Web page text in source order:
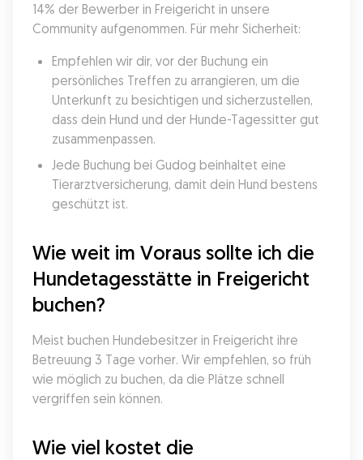
14% der Bewerber in Freigericht in unsere
Community aufgenommen. Für mehr Sicherheit:
Empfehlen wir dir, vor der Buchung ein
persönliches Treffen zu arrangieren, um die
Unterkunft zu besichtigen und sicherzustellen,
dass dein Hund und der Hunde-Tagessitter gut
zusammenpassen.
Jede Buchung bei Gudog beinhaltet eine
Tierarztversicherung, damit dein Hund bestens
geschützt ist.
Wie weit im Voraus sollte ich die
Hundetagesstätte in Freigericht
buchen?
Meist buchen Hundebesitzer in Freigericht ihre
Betreuung 3 Tage vorher. Wir empfehlen, so früh
wie möglich zu buchen, da die Plätze schnell
vergriffen sein können.
Wie viel kostet die